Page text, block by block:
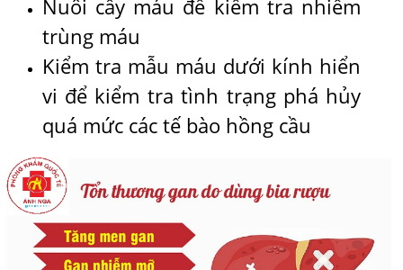
Nuôi cấy máu để kiểm tra nhiễm
trùng máu
Kiểm tra mẫu máu dưới kính hiển
vi để kiểm tra tình trạng phá hủy
quá mức các tế bào hồng cầu